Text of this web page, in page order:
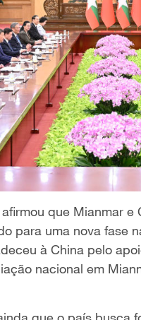
que Mianmar
para uma nova fase
à China pelo
nacional em